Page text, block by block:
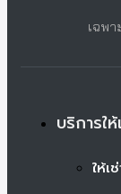
เฉพ
บริการใ
ให้เ